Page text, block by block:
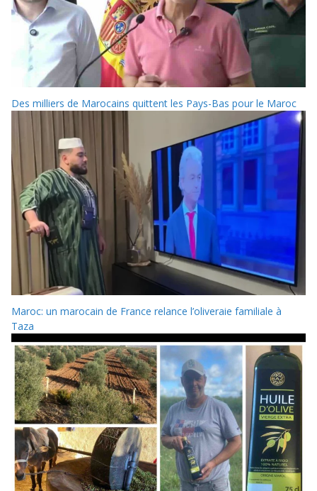
Des milliers de Marocains quittent les Pays-Bas pour le Maroc
Maroc: un marocain de France relance l’oliveraie familiale à
Taza